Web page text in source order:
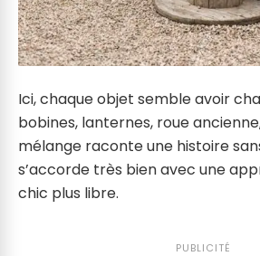
Ici, chaque objet semble avoir
bobines, lanternes, roue
mélange raconte une histoire
s’accorde très bien avec une
chic plus libre.
PUBLICITÉ